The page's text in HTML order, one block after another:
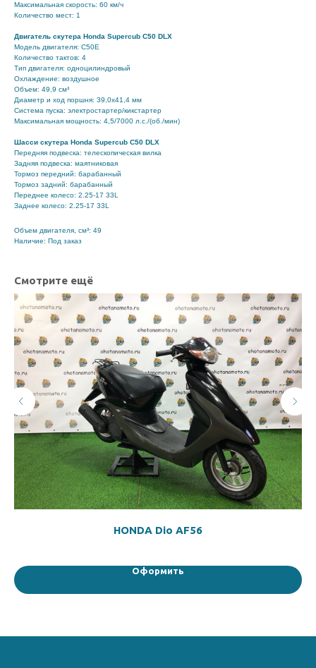
Максимальная скорость: 60 км/ч
Количество мест: 1
Двигатель скутера Honda Supercub C50 DLX
Модель двигателя: C50E
Количество тактов: 4
Тип двигателя: одноцилиндровый
Охлаждение: воздушное
Объем: 49,9 см³
Диаметр и ход поршня: 39,0x41,4 мм
Система пуска: электростартер/кикстартер
Максимальная мощность: 4,5/7000 л.с./(об./мин)
Шасси скутера Honda Supercub C50 DLX
Передняя подвеска: телескопическая вилка
Задняя подвеска: маятниковая
Тормоз передний: барабанный
Тормоз задний: барабанный
Переднее колесо: 2.25-17 33L
Заднее колесо: 2.25-17 33L
Объем двигателя, см³: 49
Наличие: Под заказ
Смотрите ещё
HONDA Dio AF56
Оформить